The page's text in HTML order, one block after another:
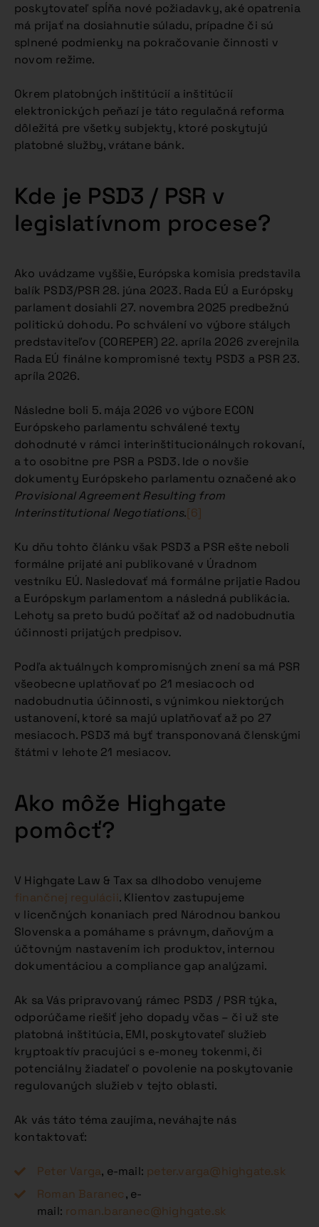
poskytovateľ spĺňa nové požiadavky, aké opatrenia
má prijať na dosiahnutie súladu, prípadne či sú
splnené podmienky na pokračovanie činnosti v
novom režime.
Okrem platobných inštitúcií a inštitúcií
elektronických peňazí je táto regulačná reforma
dôležitá pre všetky subjekty, ktoré poskytujú
platobné služby, vrátane bánk.
Kde je PSD3 / PSR v
legislatívnom procese?
Ako uvádzame vyššie, Európska komisia predstavila
balík PSD3/PSR 28. júna 2023. Rada EÚ a Európsky
parlament dosiahli 27. novembra 2025 predbežnú
politickú dohodu. Po schválení vo výbore stálych
predstaviteľov (COREPER) 22. apríla 2026 zverejnila
Rada EÚ finálne kompromisné texty PSD3 a PSR 23.
apríla 2026.
Následne boli 5. mája 2026 vo výbore ECON
Európskeho parlamentu schválené texty
dohodnuté v rámci interinštitucionálnych rokovaní,
a to osobitne pre PSR a PSD3. Ide o novšie
dokumenty Európskeho parlamentu označené ako
Provisional Agreement Resulting from
Interinstitutional Negotiations.[6]
Ku dňu tohto článku však PSD3 a PSR ešte neboli
formálne prijaté ani publikované v Úradnom
vestníku EÚ. Nasledovať má formálne prijatie Radou
a Európskym parlamentom a následná publikácia.
Lehoty sa preto budú počítať až od nadobudnutia
účinnosti prijatých predpisov.
Podľa aktuálnych kompromisných znení sa má PSR
všeobecne uplatňovať po 21 mesiacoch od
nadobudnutia účinnosti, s výnimkou niektorých
ustanovení, ktoré sa majú uplatňovať až po 27
mesiacoch. PSD3 má byť transponovaná členskými
štátmi v lehote 21 mesiacov.
Ako môže Highgate
pomôcť?
V Highgate Law & Tax sa dlhodobo venujeme
finančnej regulácii. Klientov zastupujeme
v licenčných konaniach pred Národnou bankou
Slovenska a pomáhame s právnym, daňovým a
účtovným nastavením ich produktov, internou
dokumentáciou a compliance gap analýzami.
Ak sa Vás pripravovaný rámec PSD3 / PSR týka,
odporúčame riešiť jeho dopady včas – či už ste
platobná inštitúcia, EMI, poskytovateľ služieb
kryptoaktív pracujúci s e-money tokenmi, či
potenciálny žiadateľ o povolenie na poskytovanie
regulovaných služieb v tejto oblasti.
Ak vás táto téma zaujíma, neváhajte nás
kontaktovať:
Peter Varga, e-mail: peter.varga@highgate.sk
Roman Baranec, e-
mail: roman.baranec@highgate.sk